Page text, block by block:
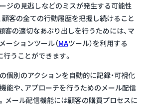
ジの見逃しなどのミスが発生する可能性
顧客の全ての行動履歴を把握し続けること
客の適切なあぶり出しを行うためには、マ
ーションツール（MAツール）を利用する
行うことができます。
個別のアクションを自動的に記録・可視化
能や、アプローチを行うためのメール配信
メール配信機能には顧客の購買プロセスに